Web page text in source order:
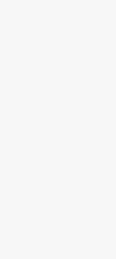
Auth Server, "snr" -
Acco Server, "snr" -
with